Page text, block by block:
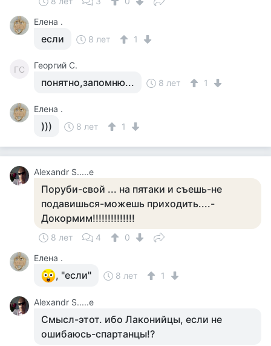
Елена .
если 8 лет 1
ГС Георгий С.
понятно,запомню... 8 лет 1
Елена .
))) 8 лет 1
Alexandr S.....e
Поруби-свой ... на пятаки и съешь-не
подавишься-можешь приходить....-
Докормим!!!!!!!!!!!!!!
8 лет 4
0
Елена .
, "если" 8 лет 1
Alexandr S.....e
Смысл-этот. ибо Лаконийцы, если не
ошибаюсь-спартанцы!?